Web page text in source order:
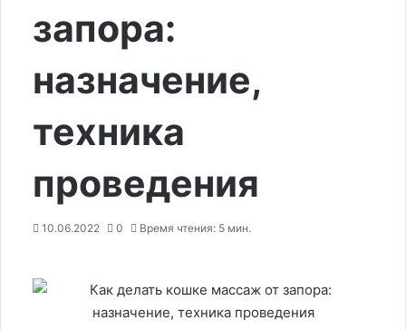
запора:
назначение,
техника
проведения
10.06.2022 0 Время чтения: 5 мин.